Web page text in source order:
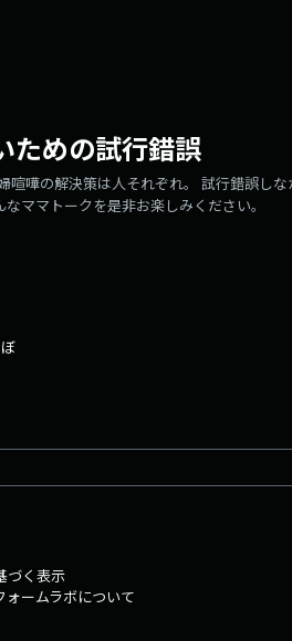
ための試行錯誤
喧嘩の解決策は人それぞれ。 試行錯誤し
ママトークを是非お楽しみください。
づく表示
ームラボについて